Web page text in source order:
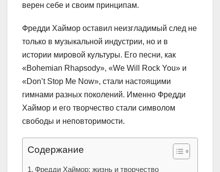
верен себе и своим принципам.
Фредди Хаймор оставил неизгладимый след не
только в музыкальной индустрии, но и в
истории мировой культуры. Его песни, как
«Bohemian Rhapsody», «We Will Rock You» и
«Don’t Stop Me Now», стали настоящими
гимнами разных поколений. Именно Фредди
Хаймор и его творчество стали символом
свободы и неповторимости.
Содержание
Фредди Хаймор: жизнь и творчество